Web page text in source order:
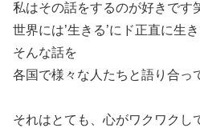
私はその話をするのが好きです
世界には’生きる’にド正直に生
そんな話を
各国で様々な人たちと語り合っ
それはとても、心がワクワクし